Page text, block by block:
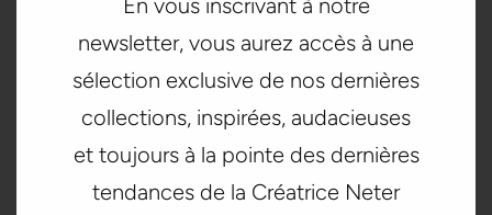
En vous inscrivant à notre
newsletter, vous aurez accès à une
sélection exclusive de nos dernières
collections, inspirées, audacieuses
et toujours à la pointe des dernières
tendances de la Créatrice Neter
28 21 ¼
28 ⅜ 22 ½
28 ¾ 23 ⅝
29 ⅛ 24 ¾